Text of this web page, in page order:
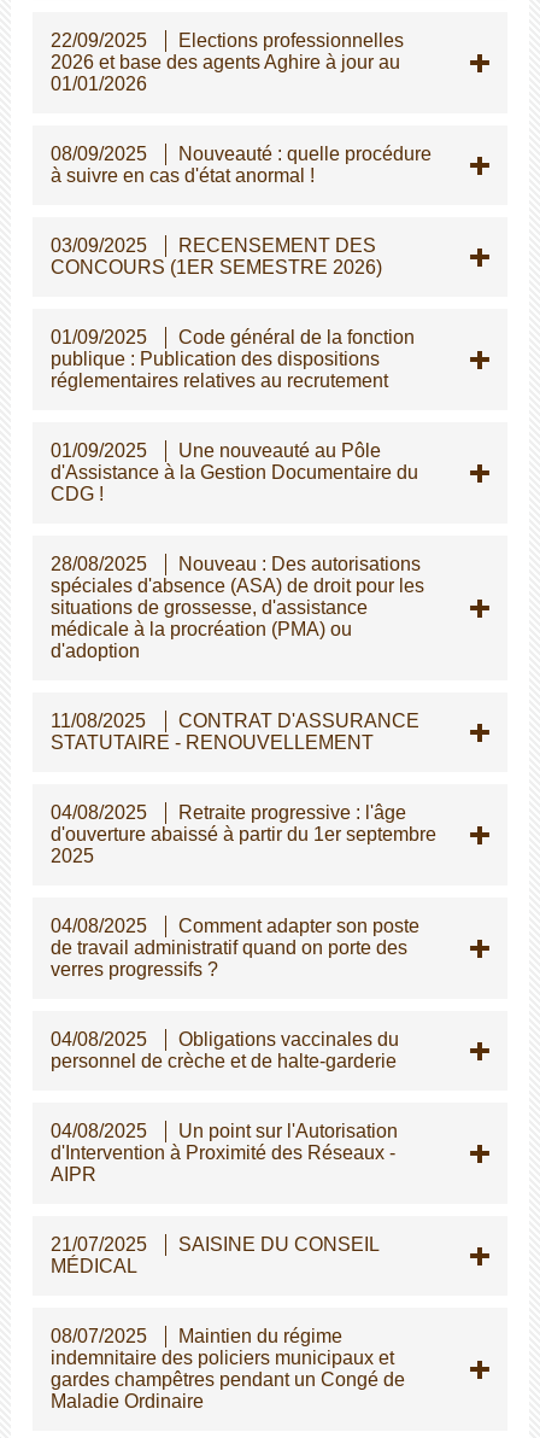
22/09/2025
Elections professionnelles
2026 et base des agents Aghire à jour au
01/01/2026
08/09/2025
Nouveauté : quelle procédure
à suivre en cas d'état anormal !
03/09/2025
RECENSEMENT DES
CONCOURS (1ER SEMESTRE 2026)
01/09/2025
Code général de la fonction
publique : Publication des dispositions
réglementaires relatives au recrutement
01/09/2025
Une nouveauté au Pôle
d'Assistance à la Gestion Documentaire du
CDG !
28/08/2025
Nouveau : Des autorisations
spéciales d'absence (ASA) de droit pour les
situations de grossesse, d'assistance
médicale à la procréation (PMA) ou
d'adoption
11/08/2025
CONTRAT D'ASSURANCE
STATUTAIRE - RENOUVELLEMENT
04/08/2025
Retraite progressive : l'âge
d'ouverture abaissé à partir du 1er septembre
2025
04/08/2025
Comment adapter son poste
de travail administratif quand on porte des
verres progressifs ?
04/08/2025
Obligations vaccinales du
personnel de crèche et de halte-garderie
04/08/2025
Un point sur l'Autorisation
d'Intervention à Proximité des Réseaux -
AIPR
21/07/2025
SAISINE DU CONSEIL
MÉDICAL
08/07/2025
Maintien du régime
indemnitaire des policiers municipaux et
gardes champêtres pendant un Congé de
Maladie Ordinaire